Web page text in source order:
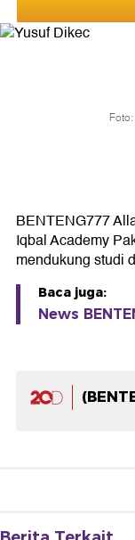
BENTENG777
Iqbal Academy
mendukung studi
Baca juga:
News